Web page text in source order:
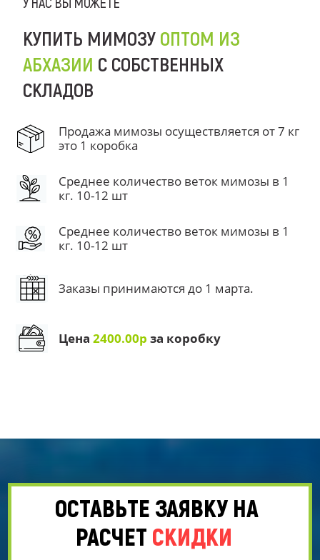
КУПИТЬ МИМОЗУ ОПТОМ ИЗ
АБХАЗИИ С СОБСТВЕННЫХ
СКЛАДОВ
Продажа мимозы осуществляется от 7 кг
это 1 коробка
Среднее количество веток мимозы в 1
кг. 10-12 шт
Среднее количество веток мимозы в 1
кг. 10-12 шт
Заказы принимаются до 1 марта.
Цена2400.00р за коробку
ОСТАВЬТЕ ЗАЯВКУ НА
РАСЧЕТ СКИДКИ